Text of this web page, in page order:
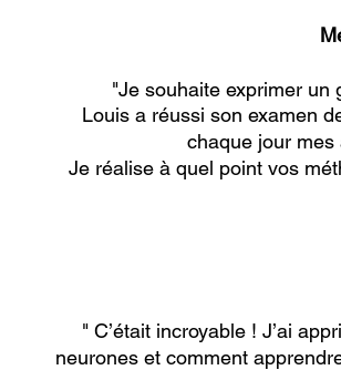
"Je souhaite exprimer un
Louis a réussi son examen
chaque jour mes
Je réalise à quel point vos
" C’était incroyable ! J’ai
neurones et comment